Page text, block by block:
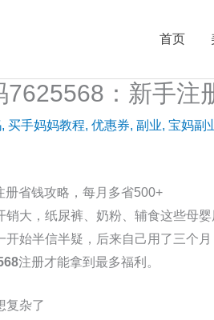
首页
7625568：新手注
, 买手妈妈教程, 优惠券, 副业, 宝妈副
省钱攻略，每月多省500+
大，纸尿裤、奶粉、辅食这些母
开始半信半疑，后来自己用了三个
注册才能拿到最多福利。
复杂了